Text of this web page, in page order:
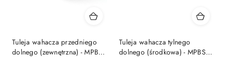
Tuleja wahacza przedniego
dolnego (zewnętrzna) - MPBS:
Tuleja wahacza tylnego
dolnego (środkowa) - MPBS: